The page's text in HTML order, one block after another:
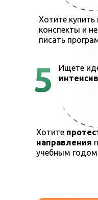
5
Ищете
Хотите купить
конспекты и
писать
Хотите
направления
учебным годом